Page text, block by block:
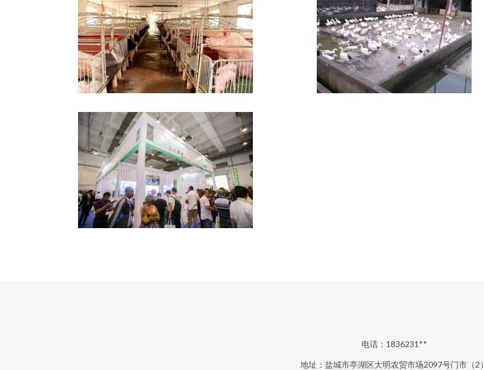
电话：1836231**
地址：盐城市亭湖区大明农贸市场2097号门市（2）